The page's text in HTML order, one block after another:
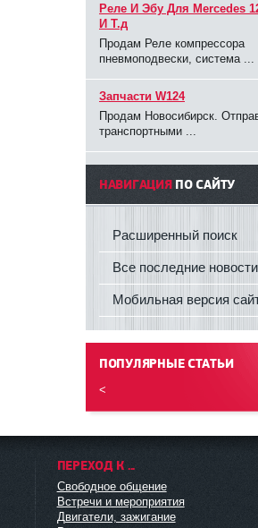
Реле И Эбу Для Mercedes
И Т.д
Продам Реле компрессора
пневмоподвески, система ...
Запчасти W124
Продам Новосибирск.
транспортными ...
НАВИГАЦИЯПО САЙТУ
Расширенный поиск
Все последние новости
Мобильная версия
ПОПУЛЯРНЫЕ СТАТЬИ
<
ПЕРЕХОД К ...
Свободное общение
Встречи и мероприятия
Двигатели, зажигание